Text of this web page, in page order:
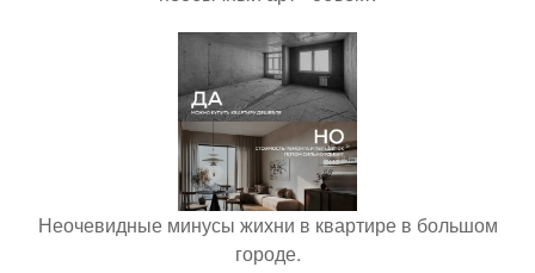
Неочевидные минусы жихни в квартире в большом
городе.